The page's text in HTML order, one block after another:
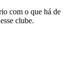
com o que há de
clube.